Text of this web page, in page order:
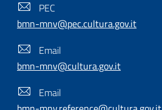
PEC
bmn-mnv@pec.cultura.gov.it
Email
bmn-mnv@cultura.gov.it
Email